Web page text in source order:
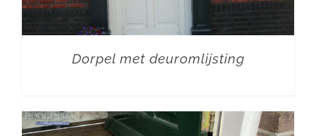
Dorpel met deuromlijsting